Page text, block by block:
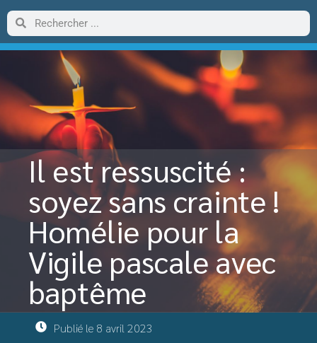
Il est ressuscité :
soyez sans crainte !
Homélie pour la
Vigile pascale avec
baptême
Publié le 8 avril 2023